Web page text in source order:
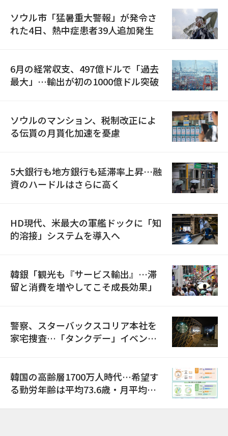
ソウル市「猛暑重大警報」が発令さ
れた4日、熱中症患者39人追加発生
6月の経常収支、497億ドルで「過去
最大」…輸出が初の1000億ドル突破
ソウルのマンション、税制改正によ
る伝貰の月貰化加速を憂慮
5大銀行も地方銀行も延滞率上昇…融
資のハードルはさらに高く
HD現代、米最大の軍艦ドックに「知
的溶接」システムを導入へ
韓銀「観光も『サービス輸出』…滞
留と消費を増やしてこそ成長効果」
警察、スターバックスコリア本社を
家宅捜査…「タンクデー」イベント
韓国の高齢層1700万人時代…希望す
る勤労年齢は平均73.6歳・月平均賃